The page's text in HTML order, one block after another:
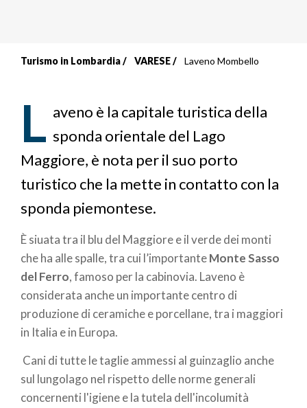
di
pane
Turismo in Lombardia VARESE Laveno Mombello
L aveno è la capitale turistica della
sponda orientale del Lago
Maggiore, è nota per il suo porto
turistico che la mette in contatto con la
sponda piemontese.
È siuata tra il blu del Maggiore e il verde dei monti
che ha alle spalle, tra cui l’importanteMonte Sasso
del Ferro, famoso per la cabinovia. Laveno è
considerata anche un importante centro di
produzione di ceramiche e porcellane, tra i maggiori
in Italia e in Europa.
Cani di tutte le taglie ammessi al guinzaglio anche
sul lungolago nel rispetto delle norme generali
concernenti l'igiene e la tutela dell'incolumità